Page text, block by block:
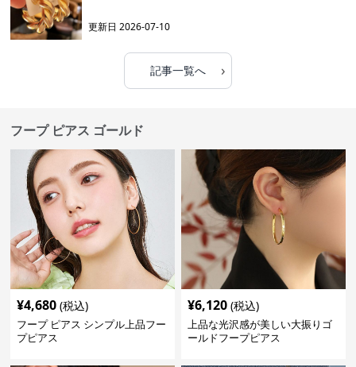
更新日2026-07-10
記事一覧へ ›
フープ ピアス ゴールド
¥4,680 (税込)
フープ ピアス シンプル上品フー
プピアス
¥6,120 (税込)
上品な光沢感が美しい大振りゴ
ールドフープピアス